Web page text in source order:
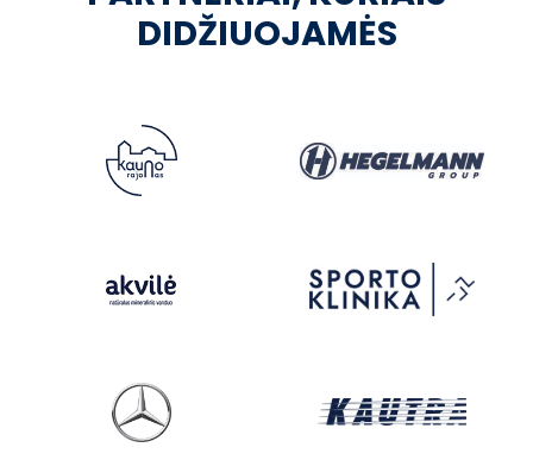
DIDŽIUOJAMĖS